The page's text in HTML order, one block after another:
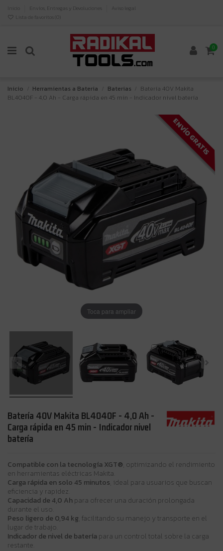
Inicio Envíos, Entregas y Devoluciones
Aviso legal
Lista de favoritos ( 0)
0
Inicio Herramientas a Bateria Baterias
Batería 40V Makita
BL4040F - 4,0 Ah - Carga rápida en 45 min - Indicador nivel batería
ENVÍO GRATIS
Toca para ampliar
Batería 40V Makita BL4040F - 4,0 Ah -
Carga rápida en 45 min - Indicador nivel
batería
Compatible con la tecnología XGT®, optimizando el rendimiento
en herramientas eléctricas Makita.
Carga rápida en solo 45 minutos, ideal para usuarios que buscan
eficiencia y rapidez.
Capacidad de 4,0 Ah para ofrecer una duración prolongada
durante el uso.
Peso ligero de 0,94 kg, facilitando su manejo y transporte en el
lugar de trabajo.
Indicador de nivel de batería para un control total sobre la carga
restante.